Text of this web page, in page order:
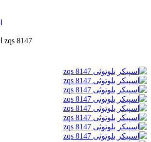
اسپیکر بلوتوثی zqs 8147